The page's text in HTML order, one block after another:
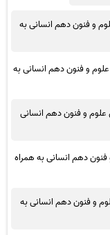
و فنون دهم انسانی به
و فنون دهم انسانی به
و فنون دهم انسانی
دهم انسانی به همراه
و فنون دهم انسانی به